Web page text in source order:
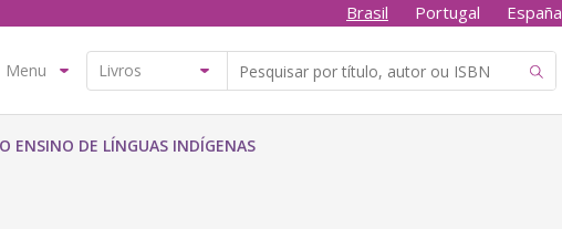
Brasil Portugal España
Menu
ENSINO DE LÍNGUAS INDÍGENAS